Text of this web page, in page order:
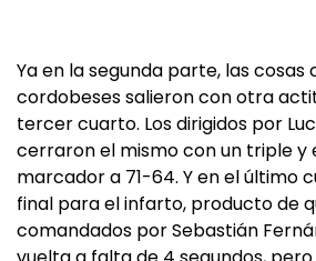
Ya en la segunda parte, las cosas
cordobeses salieron con otra
tercer cuarto. Los dirigidos por
cerraron el mismo con un triple y
marcador a 71-64. Y en el último
final para el infarto, producto de
comandados por Sebastián